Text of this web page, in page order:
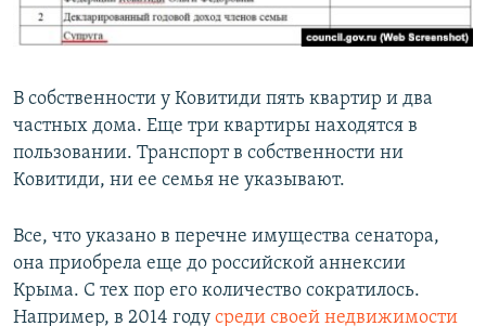
В собственности у Ковитиди пять квартир и два
частных дома. Еще три квартиры находятся в
пользовании. Транспорт в собственности ни
Ковитиди, ни ее семья не указывают.
Все, что указано в перечне имущества сенатора,
она приобрела еще до российской аннексии
Крыма. С тех пор его количество сократилось.
Например, в 2014 году среди своей недвижимости